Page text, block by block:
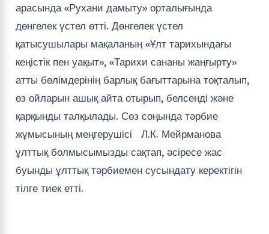
арасында «Рухани дамыту» орталығында
дөнгелек үстел өтті. Дөнгелек үстел
қатысушылары мақаланың «Ұлт тарихындағы
кеңістік пен уақыт», «Тарихи сананы жаңғырту»
атты бөлімдерінің барлық бағыттарына тоқталып,
өз ойларын ашық айта отырып, белсенді және
қарқынды талқылады. Сөз соңында тәрбие
жұмысының меңгерушісі Л.К. Мейрманова
ұлттық болмысымызды сақтап, әсіресе жас
буынды ұлттық тәрбиемен сусындату керектігін
тілге тиек етті.